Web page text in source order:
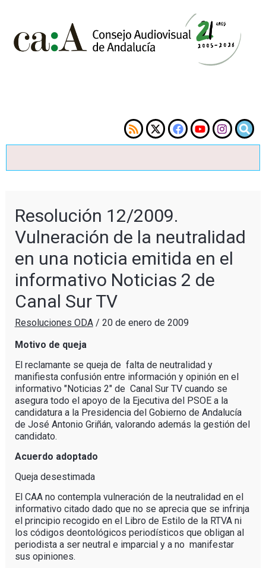
Resolución 12/2009.
Vulneración de la neutralidad
en una noticia emitida en el
informativo Noticias 2 de
Canal Sur TV
Resoluciones ODA/ 20 de enero de 2009
Motivo de queja
El reclamante se queja de falta de neutralidad y
manifiesta confusión entre información y opinión en el
informativo "Noticias 2" de Canal Sur TV cuando se
asegura todo el apoyo de la Ejecutiva del PSOE a la
candidatura a la Presidencia del Gobierno de Andalucía
de José Antonio Griñán, valorando además la gestión del
candidato.
Acuerdo adoptado
Queja desestimada
El CAA no contempla vulneración de la neutralidad en el
informativo citado dado que no se aprecia que se infrinja
el principio recogido en el Libro de Estilo de la RTVA ni
los códigos deontológicos periodísticos que obligan al
periodista a ser neutral e imparcial y a no manifestar
sus opiniones.